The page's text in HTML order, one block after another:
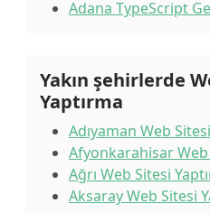
Adana TypeScript
Yakın şehirlerde
Yaptırma
Adıyaman Web
Afyonkarahisar Web
Ağrı Web Sitesi
Aksaray Web Sitesi